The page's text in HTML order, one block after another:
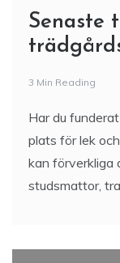
Senaste
3 Min Reading
Har du
plats för lek
kan förverkliga
studsmattor,